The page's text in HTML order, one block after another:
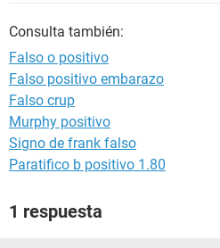
Consulta también:
Falso o positivo
Falso positivo embarazo
Falso crup
Murphy positivo
Signo de frank falso
Paratifico b positivo 1.80
1 respuesta